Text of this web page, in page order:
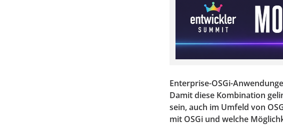
Enterprise-OSGi-
Damit diese Kombination
sein, auch im Umfeld von
mit OSGi und welche